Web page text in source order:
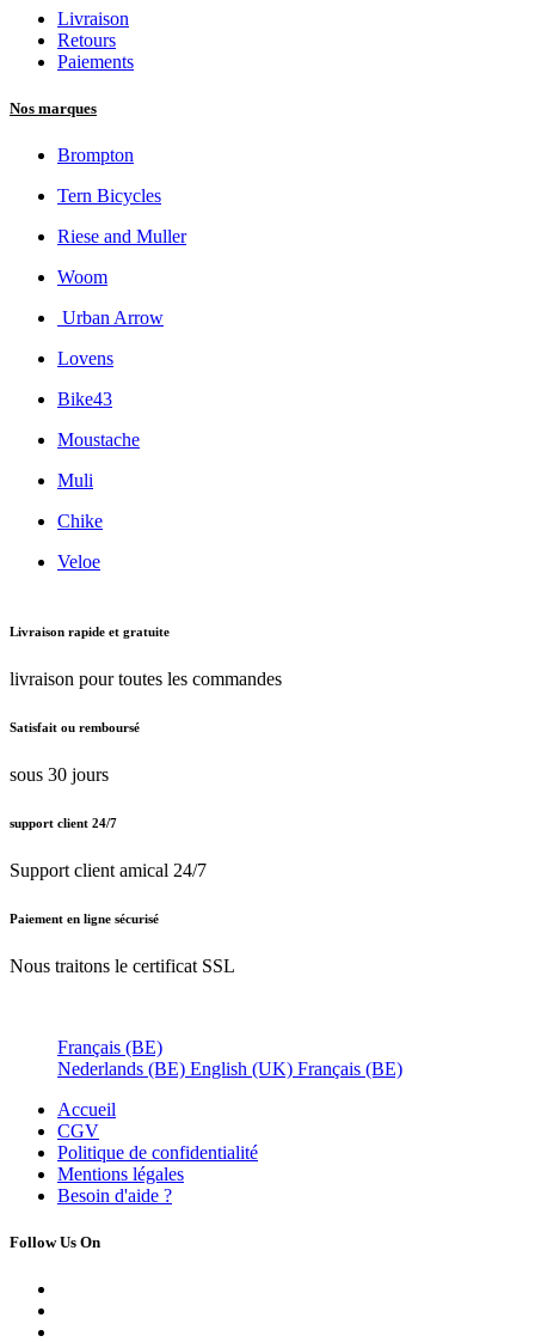
Livraison
Retours
Paiements
Nos marques
Brompton
Tern Bicycles
Riese and Muller
Woom
Urban Arrow
Lovens
Bike43
Moustache
Muli
Chike
Veloe
Livraison rapide et gratuite
livraison pour toutes les commandes
Satisfait ou remboursé
sous 30 jours
support client 24/7
Support client amical 24/7
Paiement en ligne sécurisé
Nous traitons le certificat SSL
Français (BE)
Nederlands (BE) English (UK) Français (BE)
Accueil
CGV
Politique de confidentialité
Mentions légales
Besoin d'aide ?
Follow Us On